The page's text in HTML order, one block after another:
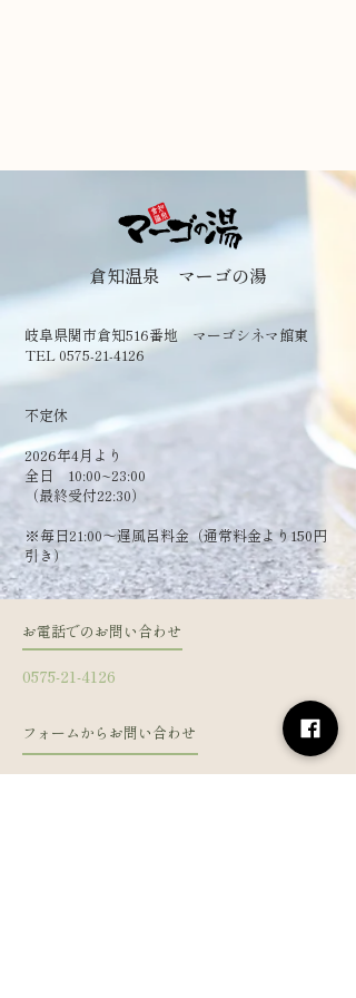
倉知温泉 マーゴの湯
岐阜県関市倉知516番地 マーゴシネマ館東
TEL 0575-21-4126
​不定休
2026年4月より
全日 10:00~23:00
（最終受付22:30）
​※毎日21:00～遅風呂料金（通常料金より150円
引き）
お電話でのお問い合わせ
0575-21-4126
フォームからお問い合わせ